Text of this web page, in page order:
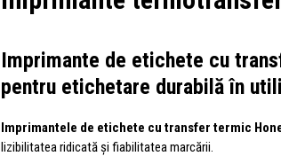
Imprimante de etichete cu
pentru etichetare durabilă în
Imprimantele de etichete cu transfer termic
lizibilitatea ridicată și fiabilitatea marcării.